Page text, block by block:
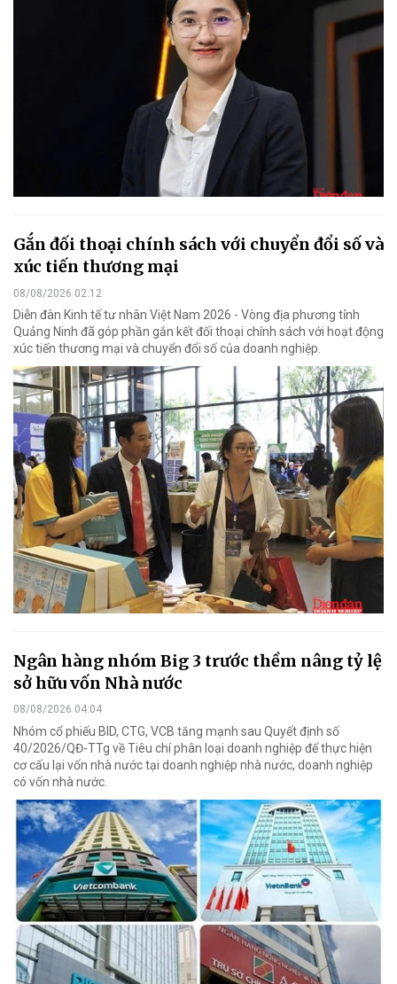
Gắn đối thoại chính sách với chuyển đổi số và
xúc tiến thương mại
08/08/2026 02:12
Diễn đàn Kinh tế tư nhân Việt Nam 2026 - Vòng địa phương tỉnh
Quảng Ninh đã góp phần gắn kết đối thoại chính sách với hoạt động
xúc tiến thương mại và chuyển đổi số của doanh nghiệp.
Ngân hàng nhóm Big 3 trước thềm nâng tỷ lệ
sở hữu vốn Nhà nước
08/08/2026 04:04
Nhóm cổ phiếu BID, CTG, VCB tăng mạnh sau Quyết định số
40/2026/QĐ-TTg về Tiêu chí phân loại doanh nghiệp để thực hiện
cơ cấu lại vốn nhà nước tại doanh nghiệp nhà nước, doanh nghiệp
có vốn nhà nước.